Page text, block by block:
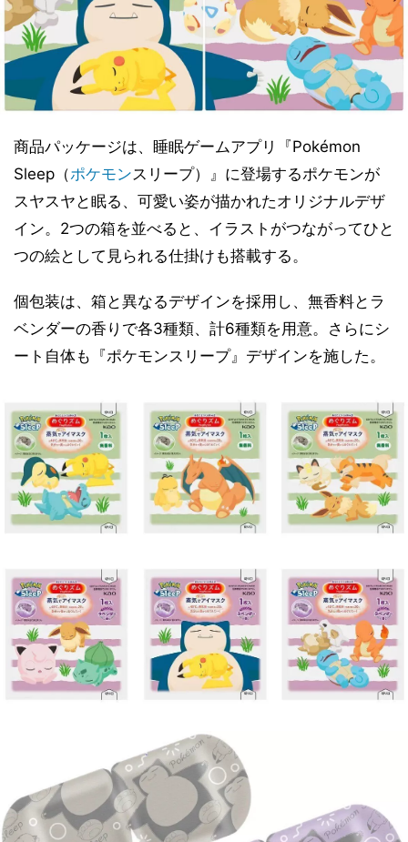
商品パッケージは、睡眠ゲームアプリ『Pokémon
Sleep（ポケモンスリープ）』に登場するポケモンが
スヤスヤと眠る、可愛い姿が描かれたオリジナルデザ
イン。2つの箱を並べると、イラストがつながってひと
つの絵として見られる仕掛けも搭載する。
個包装は、箱と異なるデザインを採用し、無香料とラ
ベンダーの香りで各3種類、計6種類を用意。さらにシ
ート自体も『ポケモンスリープ』デザインを施した。